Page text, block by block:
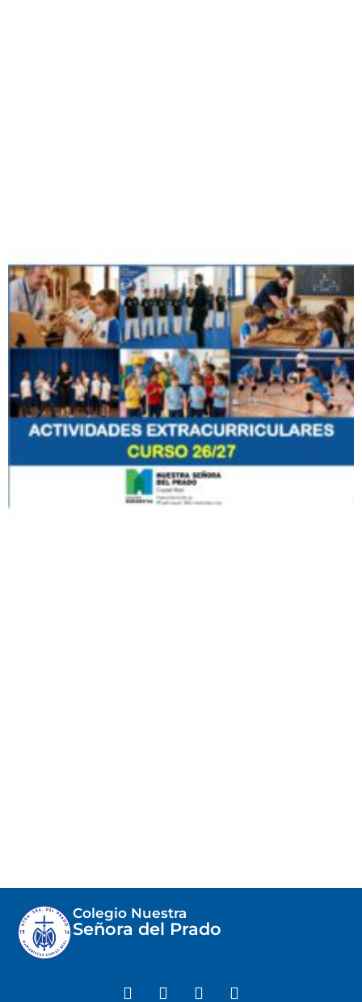
Colegio Nuestra
Señora del Prado